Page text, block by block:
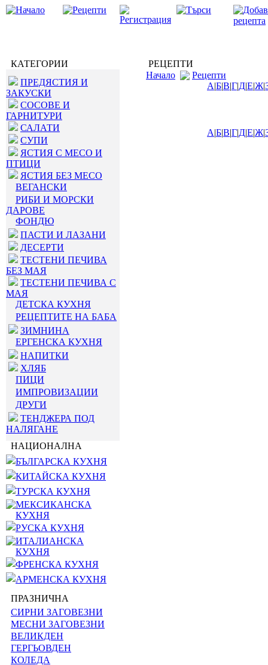
КАТЕГОРИИ
ПРЕДЯСТИЯ И
ЗАКУСКИ
СОСОВЕ И
ГАРНИТУРИ
САЛАТИ
СУПИ
ЯСТИЯ С МЕСО И
ПТИЦИ
ЯСТИЯ БЕЗ МЕСО
ВЕГАНСКИ
РИБИ И МОРСКИ
ДАРОВЕ
ФОНДЮ
ПАСТИ И ЛАЗАНИ
ДЕСЕРТИ
ТЕСТЕНИ ПЕЧИВА
БЕЗ МАЯ
ТЕСТЕНИ ПЕЧИВА С
МАЯ
ДЕТСКА КУХНЯ
РЕЦЕПТИТЕ НА БАБА
ЗИМНИНА
ЕРГЕНСКА КУХНЯ
НАПИТКИ
ХЛЯБ
ПИЦИ
ИМПРОВИЗАЦИИ
ДРУГИ
ТЕНДЖЕРА ПОД
НАЛЯГАНЕ
НАЦИОНАЛНА
БЪЛГАРСКА КУХНЯ
КИТАЙСКА КУХНЯ
ТУРСКА КУХНЯ
МЕКСИКАНСКА
КУХНЯ
РУСКА КУХНЯ
ИТАЛИАНСКА
КУХНЯ
ФРЕНСКА КУХНЯ
АРМЕНСКА КУХНЯ
ПРАЗНИЧНА
СИРНИ ЗАГОВЕЗНИ
МЕСНИ ЗАГОВЕЗНИ
ВЕЛИКДЕН
ГЕРГЬОВДЕН
КОЛЕДА
РЕЦЕПТИ
Начало
Рецепти
А|Б|В|Г|Д|Е|Ж|
А|Б|В|Г|Д|Е|Ж|